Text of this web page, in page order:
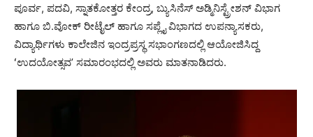
ಪೂರ್ವ, ಪದವಿ, ಸ್ನಾತಕೋತ್ತರ ಕೇಂದ್ರ, ಬ್ಯುಸಿನೆಸ್‌ ಅಡ್ಮಿನಿಸ್ಟ್ರೇಶನ್‌ ವಿಭಾಗ
ಹಾಗೂ ಬಿ.ವೋಕ್‌ ರೀಟೈಲ್‌ ಹಾಗೂ ಸಪ್ಲೈ ವಿಭಾಗದ ಉಪನ್ಯಾಸಕರು,
ವಿದ್ಯಾರ್ಥಿಗಳು ಕಾಲೇಜಿನ ಇಂದ್ರಪ್ರಸ್ಥ ಸಭಾಂಗಣದಲ್ಲಿ ಆಯೋಜಿಸಿದ್ದ
ʻಉದಯೋತ್ಸವʼ ಸಮಾರಂಭದಲ್ಲಿ ಅವರು ಮಾತನಾಡಿದರು.